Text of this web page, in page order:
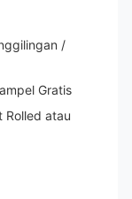
/
Gratis
Rolled atau